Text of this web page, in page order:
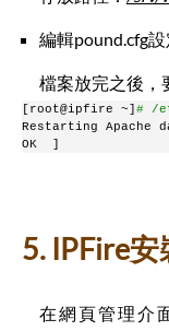
編輯pound.cfg
檔案放完之後，
[root@ipfire ~] # /
Restarting Apache
OK  ]
5. IPFire
在網頁管理介